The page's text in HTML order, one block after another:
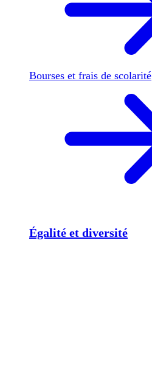
Bourses et frais de scolarité
Égalité et diversité